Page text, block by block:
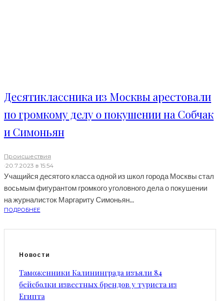
Десятиклассника из Москвы арестовали
по громкому делу о покушении на Собчак
и Симоньян
Происшествия
·20.7.2023 в 15:54
Учащийся десятого класса одной из школ города Москвы стал
восьмым фигурантом громкого уголовного дела о покушении
на журналисток Маргариту Симоньян...
ПОДРОБНЕЕ
Новости
Таможенники Калининграда изъяли 84
бейсболки известных брендов у туриста из
Египта